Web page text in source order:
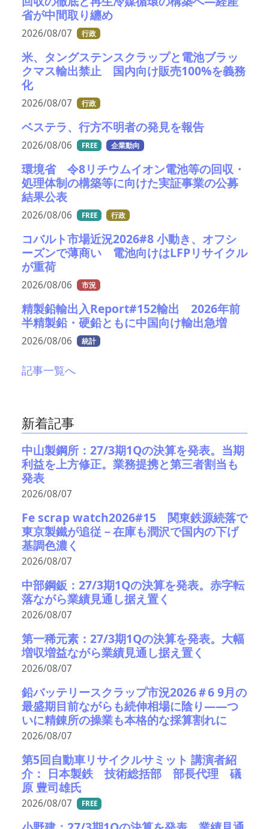
省が中間取り纏め
2026/08/07 行政
米、タングステンスクラップと電池ブラッ
クマス輸出禁止 国内向け販売100%を義務
化
2026/08/07 行政
ベステラ、行方不明者の発見を報告
2026/08/06 FREE 企業動向
環境省 令8リチウムイオン電池等の回収・
処理体制の構築等に向けた実証事業の公募
結果公表
2026/08/06 FREE 行政
コバルト市場近況2026#8 小動き、オフシ
ーズンで薄商い 電池向けはLFPリサイクル
が重荷
2026/08/06 市況
精製鉛輸出入Report#152輸出 2026年前
半精製鉛・硬鉛ともに中国向け輸出急増
2026/08/06 統計
記事一覧へ
新着記事
中山製鋼所：27/3期1Qの決算を発表。当期
利益を上方修正。業務提携と第三者割当も
発表
2026/08/07
Fe scrap watch2026#15 関東鉄源続落で
東京製鐵が追従－在庫も潤沢で国内の下げ
基調色濃く
2026/08/07
中部鋼鈑：27/3期1Qの決算を発表。赤字転
落ながら業績見通し据え置く
2026/08/07
第一稀元素：27/3期1Qの決算を発表。大幅
増収増益ながら業績見通し据え置く
2026/08/07
鉛バッテリースクラップ市況2026＃6 9月の
最盛期目前ながらも続伸相場に陰り――つ
いに精錬所の操業も本格的な採算割れに
2026/08/07
第5回自動車リサイクルサミット 講演者紹
介： 日本製鉄 技術総括部 部長代理 礒
原 豊司雄氏
2026/08/07 FREE